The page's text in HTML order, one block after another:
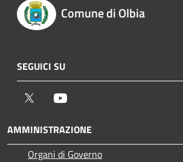
Comune di Olbia
SEGUICI SU
Twitter
AMMINISTRAZIONE
Organi di Governo